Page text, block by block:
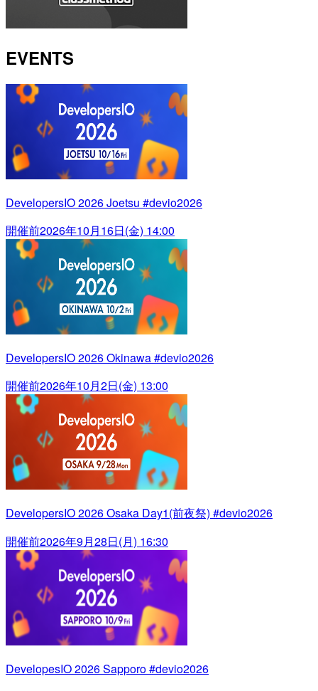
EVENTS
DevelopersIO 2026 Joetsu #devio2026
開催前2026年10月16日(金) 14:00
DevelopersIO 2026 Okinawa #devio2026
開催前2026年10月2日(金) 13:00
DevelopersIO 2026 Osaka Day1(前夜祭) #devio2026
開催前2026年9月28日(月) 16:30
DevelopesIO 2026 Sapporo #devio2026